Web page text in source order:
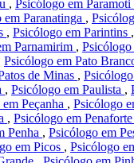
, Psicólogo em Paramoti
em Paranatinga ,
, Psicólogo em Parintins ,
Parnamirim , Psicólogo
Psicólogo em Pato
de Minas ,
, Psicólogo em Paulista ,
Peçanha , Psicólogo
, Psicólogo em Penaforte
Penha , Psicólogo em
em Picos , Psicólogo